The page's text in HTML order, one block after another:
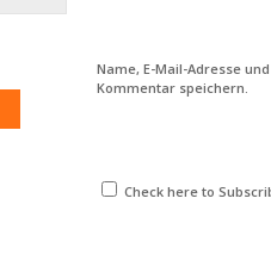
Name, E-Mail-Adresse
Kommentar speichern.
Check here to